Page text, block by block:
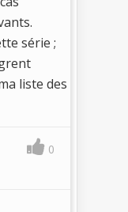
série ;
liste des
0